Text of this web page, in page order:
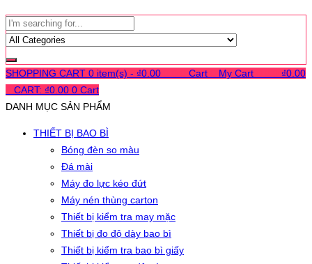
SHOPPING CART 0 item(s) - ₫0.00 Cart My Cart ₫0.00
CART: ₫0.00 0 Cart
DANH MỤC SẢN PHẨM
THIẾT BỊ BAO BÌ
Bóng đèn so màu
Đá mài
Máy đo lực kéo đứt
Máy nén thùng carton
Thiết bị kiểm tra may mặc
Thiết bị đo độ dày bao bì
Thiết bị kiểm tra bao bì giấy